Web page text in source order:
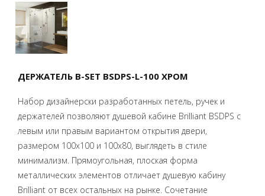
ДЕРЖАТЕЛЬ B-SET BSDPS-L-100 ХРОМ
Набор дизайнерски разработанных петель, ручек и
держателей позволяют душевой кабине Brilliant BSDPS с
левым или правым вариантом открытия двери,
размером 100x100 и 100x80, выглядеть в стиле
минимализм. Прямоугольная, плоская форма
металлических элементов отличает душевую кабину
Brilliant от всех остальных на рынке. Сочетание